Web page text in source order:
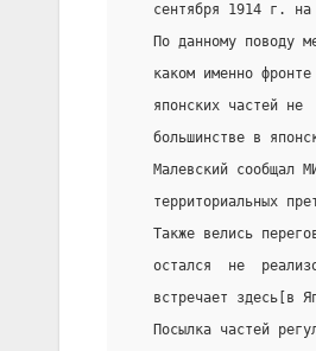
сентября 1914 г.
По данному поводу
каком именно
японских частей не
большинстве в
Малевский сообщал
территориальных
Также велись
остался  не
встречает здесь[в
Посылка частей